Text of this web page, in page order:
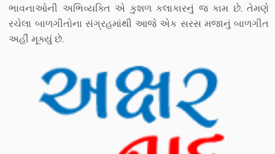
ભાવનાઓની અભિવ્યક્તિ એ કુશળ કલાકારનું જ કામ છે. તેમણે
રચેલા બાળગીતોના સંગ્રહમાંથી આજે એક સરસ મજાનું બાળગીત
અહીં મૂક્યું છે.